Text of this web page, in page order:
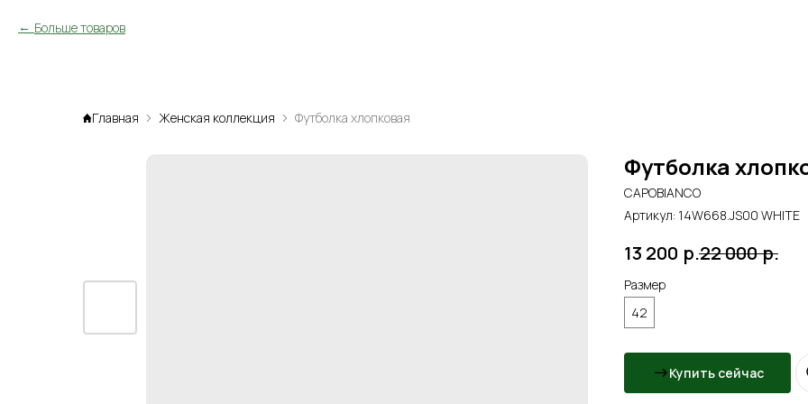
Больше товаров
Главная Женская коллекция Футболка хлопковая
Футболка
CAPOBIANCO
Артикул: 14W668.JS00 WHITE
13 200 р.22 000 р.
Размер
42
Купить сейчас